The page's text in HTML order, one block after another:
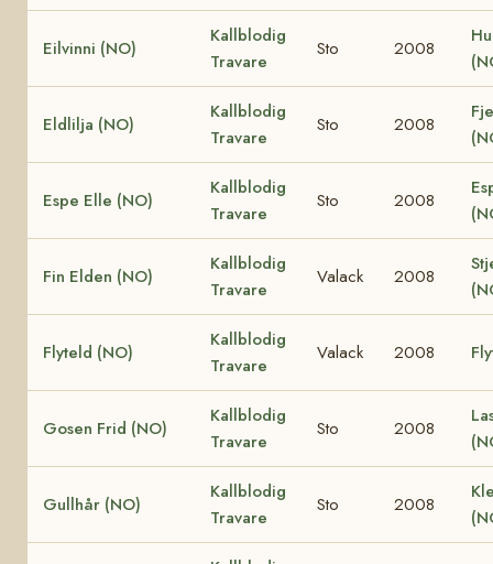
Eilvinni (NO)
Kallblodig
Travare
Sto 2008
Eldlilja (NO)
Kallblodig
Travare
Sto 2008
Espe Elle (NO)
Kallblodig
Travare
Sto 2008
Fin Elden (NO)
Kallblodig
Travare
Valack 2008
Flyteld (NO)
Kallblodig
Travare
Valack 2008
Gosen Frid (NO)
Kallblodig
Travare
Sto 2008
Gullhår (NO)
Kallblodig
Travare
Sto 2008